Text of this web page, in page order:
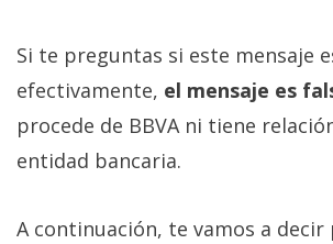
Si te preguntas si este mensaje
efectivamente, el mensaje es
procede de BBVA ni tiene
entidad bancaria.
A continuación, te vamos a decir